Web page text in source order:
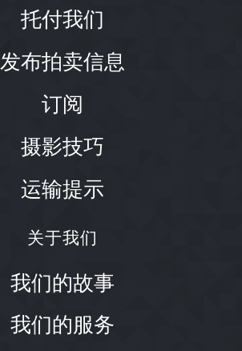
托付我们
发布拍卖信息
订阅
摄影技巧
运输提示
关于我们
我们的故事
我们的服务